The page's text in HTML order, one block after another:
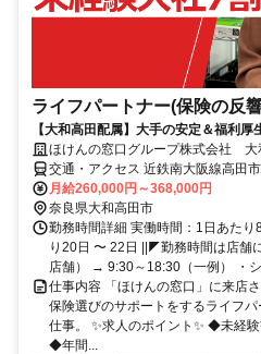
ライフパートナー(保険の反
【大和高田配属】大手の安定＆福利
ほけんの窓口グループ株式会社 大
交通・アクセス 近鉄南大阪線高田
月給260,000円～368,000円
奈良県大和高田市
勤務時間詳細 実働時間：1日あた
り20日 〜 22日 ||◤勤務時間は店舗
店舗） → 9:30～18:30（一例） ・シ
仕事内容 「ほけんの窓口」に来店
保険選びのサポートをするライフ
仕事。 ✨求人のポイント✨ ◆未経
◆年間...